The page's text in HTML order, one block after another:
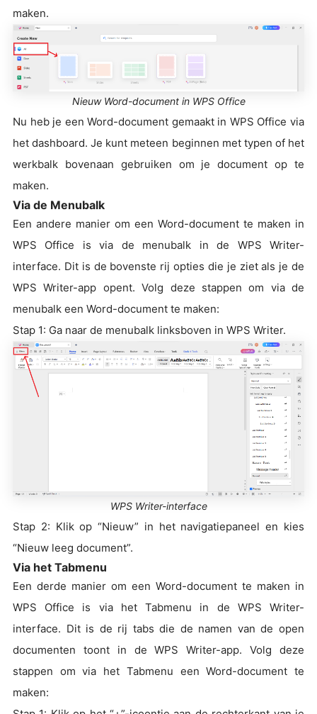
maken.
Nieuw Word-document in WPS Office
Nu heb je een Word-document gemaakt in WPS Office via
het dashboard. Je kunt meteen beginnen met typen of het
werkbalk bovenaan gebruiken om je document op te
maken.
Via de Menubalk
Een andere manier om een Word-document te maken in
WPS Office is via de menubalk in de WPS Writer-
interface. Dit is de bovenste rij opties die je ziet als je de
WPS Writer-app opent. Volg deze stappen om via de
menubalk een Word-document te maken:
Stap 1: Ga naar de menubalk linksboven in WPS Writer.
WPS Writer-interface
Stap 2: Klik op “Nieuw” in het navigatiepaneel en kies
“Nieuw leeg document”.
Via het Tabmenu
Een derde manier om een Word-document te maken in
WPS Office is via het Tabmenu in de WPS Writer-
interface. Dit is de rij tabs die de namen van de open
documenten toont in de WPS Writer-app. Volg deze
stappen om via het Tabmenu een Word-document te
maken: